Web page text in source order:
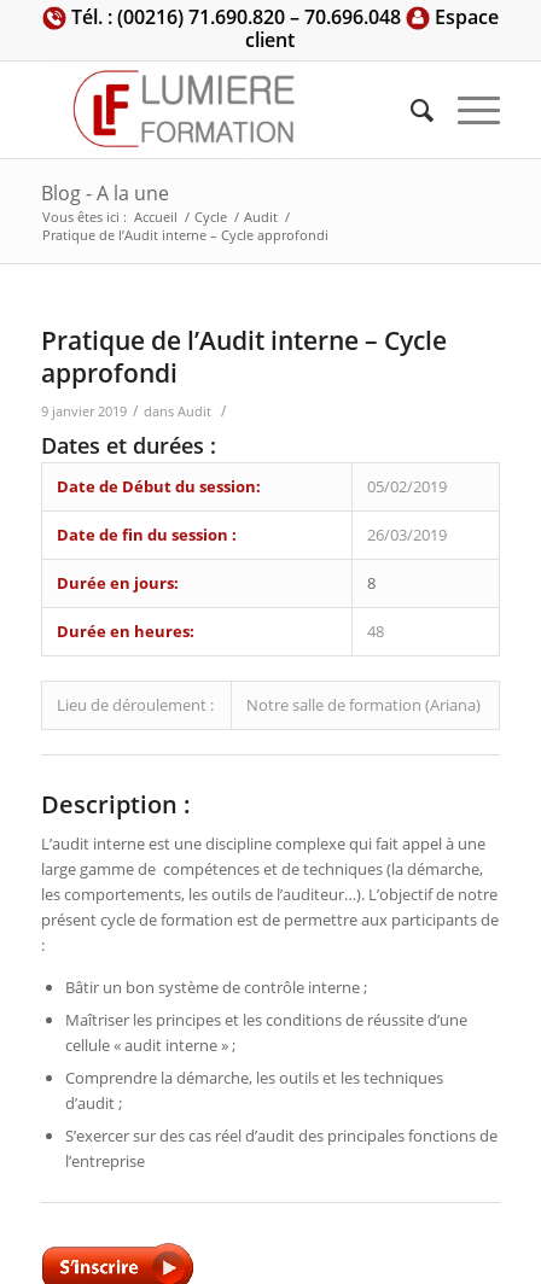
Tél. : (00216) 71.690.820 – 70.696.048
Espace
client
Blog - A la une
Vous êtes ici : Accueil / Cycle / Audit /
Pratique de l’Audit interne – Cycle approfondi
Pratique de l’Audit interne – Cycle
approfondi
9 janvier 2019 / dans Audit /
Dates et durées :
Date de Début du session: 05/02/2019
Date de fin du session : 26/03/2019
Durée en jours: 8
Durée en heures: 48
Lieu de déroulement : Notre salle de formation (Ariana)
Description :
L’audit interne est une discipline complexe qui fait appel à une
large gamme de compétences et de techniques (la démarche,
les comportements, les outils de l’auditeur…). L’objectif de notre
présent cycle de formation est de permettre aux participants de
:
Bâtir un bon système de contrôle interne ;
Maîtriser les principes et les conditions de réussite d’une
cellule « audit interne » ;
Comprendre la démarche, les outils et les techniques
d’audit ;
S’exercer sur des cas réel d’audit des principales fonctions de
l’entreprise